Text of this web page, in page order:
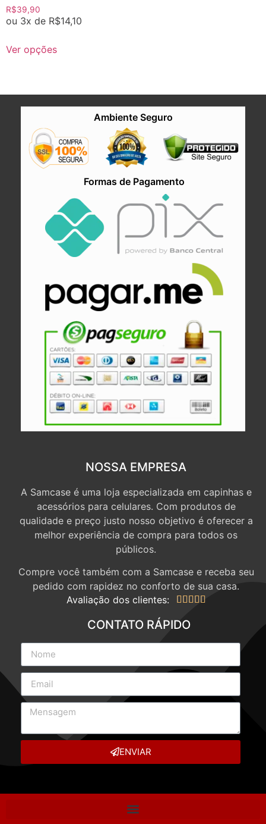
R$39,90
ou 3x de R$14,10
Ver opções
Ambiente Seguro
Formas de Pagamento
NOSSA EMPRESA
A Samcase é uma loja especializada em capinhas e
acessórios para celulares. Com produtos de
qualidade e preço justo nosso objetivo é oferecer a
melhor experiência de compra para todos os
públicos.
Compre você também com a Samcase e receba seu
pedido com rapidez no conforto de sua casa.
Avaliação dos clientes:
    
CONTATO RÁPIDO
ENVIAR